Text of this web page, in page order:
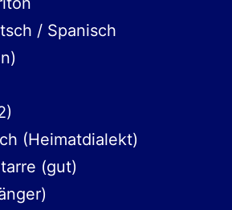
/ Spanisch
(Heimatdialekt)
(gut)